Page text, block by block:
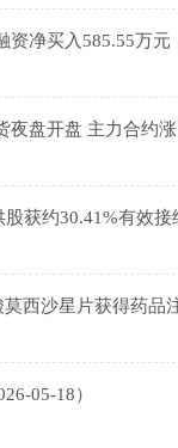
资净买入585.55万元
夜盘开盘 主力合约
获约30.41%有效接
西沙星片获得药品
05-18）